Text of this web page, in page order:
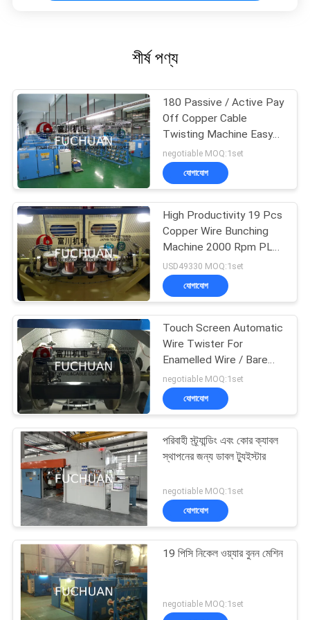
শীর্ষ পণ্য
180 Passive / Active Pay
Off Copper Cable
Twisting Machine Easy
Operation
negotiable MOQ:1set
যোগাযোগ
High Productivity 19 Pcs
Copper Wire Bunching
Machine 2000 Rpm PLC
Controller
USD49330 MOQ:1set
যোগাযোগ
Touch Screen Automatic
Wire Twister For
Enamelled Wire / Bare
Copper Wires
negotiable MOQ:1set
যোগাযোগ
পরিবাহী স্ট্র্যান্ডিং এবং কোর ক্যাবল
স্থাপনের জন্য ডাবল ট্যুইস্টার
negotiable MOQ:1set
যোগাযোগ
19 পিসি নিকেল ওয়্যার বুনন মেশিন
negotiable MOQ:1set